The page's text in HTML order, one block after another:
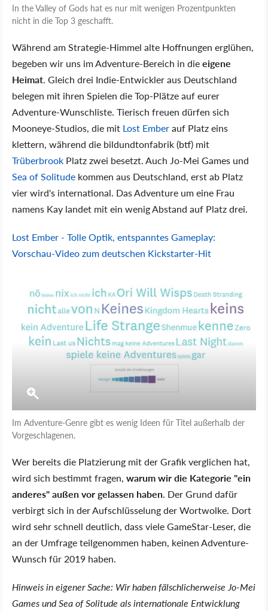
In the Valley of Gods hat es nur mit wenigen Prozentpunkten
nicht in die Top 3 geschafft.
Während am Strategie-Himmel alte Hoffnungen erglühen,
begeben wir uns im Adventure-Bereich in dieeigene
Heimat. Gleich drei Indie-Entwickler aus Deutschland
belegen mit ihren Spielen die Top-Plätze auf eurer
Adventure-Wunschliste. Tierisch freuen dürfen sich
Mooneye-Studios, die mit Lost Emberauf Platz eins
klettern, während die bildundtonfabrik (btf) mit
Trüberbrook Platz zwei besetzt. Auch Jo-Mei Games und
Sea of Solitude kommen aus Deutschland, erst ab Platz
vier wird's international. Das Adventure um eine Frau
namens Kay landet mit ein wenig Abstand auf Platz drei.
Lost Ember - Tolle Optik, entspanntes Gameplay:
Vorschau-Video zum deutschen Kickstarter-Hit
Im Adventure-Genre gibt es wenig Ideen für Titel außerhalb der
Vorgeschlagenen.
Wer bereits die Platzierung mit der Grafik verglichen hat,
wird sich bestimmt fragen, warum wir die Kategorie "ein
anderes" außen vor gelassen haben. Der Grund dafür
verbirgt sich in der Aufschlüsselung der Wortwolke. Dort
wird sehr schnell deutlich, dass viele GameStar-Leser, die
an der Umfrage teilgenommen haben, keinen Adventure-
Wunsch für 2019 haben.
Hinweis in eigener Sache: Wir haben fälschlicherweise Jo-Mei
Games und Sea of Solitude als internationale Entwicklung